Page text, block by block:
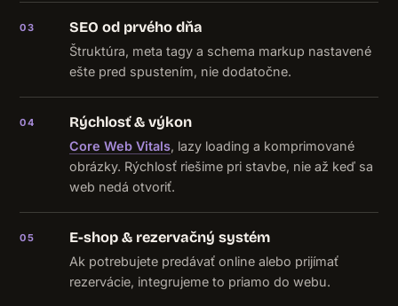
03 SEO od prvého dňa
Štruktúra, meta tagy a schema markup nastavené
ešte pred spustením, nie dodatočne.
04 Rýchlosť & výkon
Core Web Vitals, lazy loading a komprimované
obrázky. Rýchlosť riešime pri stavbe, nie až keď sa
web nedá otvoriť.
05 E-shop & rezervačný systém
Ak potrebujete predávať online alebo prijímať
rezervácie, integrujeme to priamo do webu.